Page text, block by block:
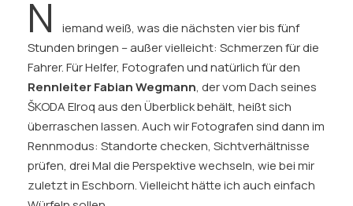
N
iemand weiß, was die nächsten vier bis fünf
Stunden bringen – außer vielleicht: Schmerzen für die
Fahrer. Für Helfer, Fotografen und natürlich für den
Rennleiter Fabian Wegmann, der vom Dach seines
ŠKODA Elroq aus den Überblick behält, heißt sich
überraschen lassen. Auch wir Fotografen sind dann im
Rennmodus: Standorte checken, Sichtverhältnisse
prüfen, drei Mal die Perspektive wechseln, wie bei mir
zuletzt in Eschborn. Vielleicht hätte ich auch einfach